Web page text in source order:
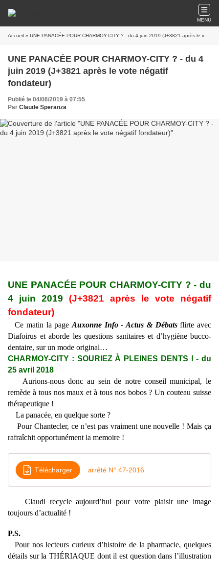
MENU
Accueil » UNE PANACÉE POUR CHARMOY-CITY ? - du 4 juin 2019 (J+3821 après le vote négatif fondateur)
UNE PANACÉE POUR CHARMOY-CITY ? - du 4
juin 2019 (J+3821 après le vote négatif
fondateur)
Publié le 04/06/2019 à 07:55
Par Claude Speranza
UNE PANACÉE POUR CHARMOY-CITY ? - du
4 juin 2019 (J+3821 après le vote négatif
fondateur)
Ce matin la pageAuxonne Info - Actus & Débatsflirte avec
Diafoirus et aborde les questions sanitaires et d’hygiène bucco-
dentaire, sur un mode original…
CHARMOY-CITY : SOURIEZ À PLEINES DENTS ! - du
25 avril 2018
Aurions-nous donc au sein de notre conseil municipal, le
remède à tous nos maux et à tous nos bobos ? Un couteau suisse
thérapeutique !
La panacée, en quelque sorte ?
Pour Chantecler, ce n’est pas vraiment une nouvelle ! Mais ça
rafraîchit opportunément la memoire !
Télécharger arrêté N° 47-2016
Claudi recycle aujourd’hui pour votre plaisir une image
toujours d’actualité !
P.S.
Pour nos lecteurs curieux d’histoire de la pharmacie, quelques
détails sur la THÉRIAQUE dont il est question dans l’illustration